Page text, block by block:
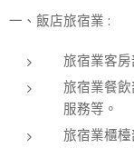
一、飯店旅宿業 :
旅宿業客
旅宿業餐
服務等。
旅宿業櫃